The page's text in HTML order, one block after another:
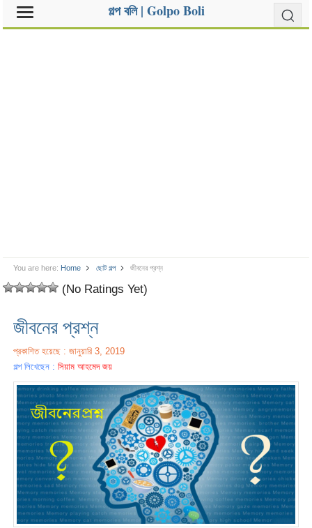
গল্প বলি | Golpo Boli
You are here: Home ছোট গল্প জীবনের প্রশ্ন
(No Ratings Yet)
জীবনের প্রশ্ন
প্রকাশিত হয়েছে : জানুয়ারি 3, 2019
গল্প লিখেছেন :সিয়াম আহমেদ জয়